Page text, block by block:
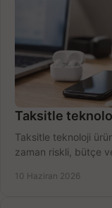
Taksitle
Taksitle teknoloji
zaman riskli, bütçe
10 Haziran 2026